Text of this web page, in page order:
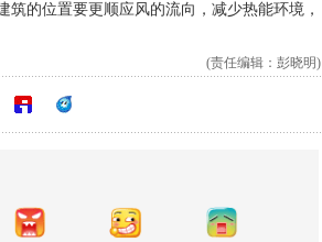
的位置要更顺应风的流向，减少热能环境，
(责任编辑：彭晓明)